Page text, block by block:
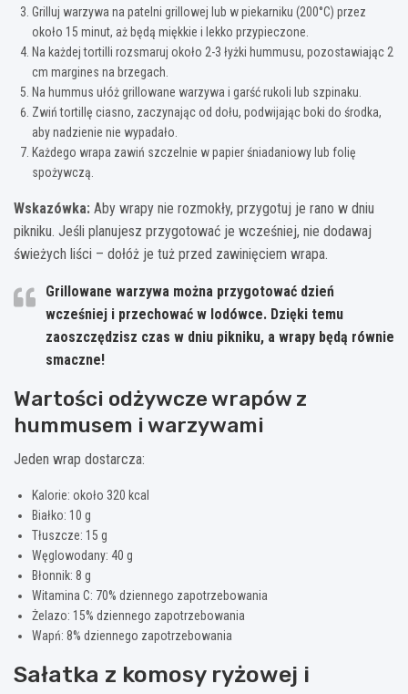
Grilluj warzywa na patelni grillowej lub w piekarniku (200°C) przez
około 15 minut, aż będą miękkie i lekko przypieczone.
Na każdej tortilli rozsmaruj około 2-3 łyżki hummusu, pozostawiając 2
cm margines na brzegach.
Na hummus ułóż grillowane warzywa i garść rukoli lub szpinaku.
Zwiń tortillę ciasno, zaczynając od dołu, podwijając boki do środka,
aby nadzienie nie wypadało.
Każdego wrapa zawiń szczelnie w papier śniadaniowy lub folię
spożywczą.
Wskazówka: Aby wrapy nie rozmokły, przygotuj je rano w dniu
pikniku. Jeśli planujesz przygotować je wcześniej, nie dodawaj
świeżych liści – dołóż je tuż przed zawinięciem wrapa.
Grillowane warzywa można przygotować dzień
wcześniej i przechować w lodówce. Dzięki temu
zaoszczędzisz czas w dniu pikniku, a wrapy będą równie
smaczne!
Wartości odżywcze wrapów z
hummusem i warzywami
Jeden wrap dostarcza:
Kalorie: około 320 kcal
Białko: 10 g
Tłuszcze: 15 g
Węglowodany: 40 g
Błonnik: 8 g
Witamina C: 70% dziennego zapotrzebowania
Żelazo: 15% dziennego zapotrzebowania
Wapń: 8% dziennego zapotrzebowania
Sałatka z komosy ryżowej i